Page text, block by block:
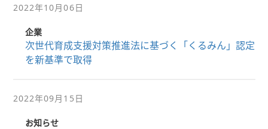
2022年10月06日
企業
次世代育成支援対策推進法に基づく「くるみん」認定
を新基準で取得
2022年09月15日
お知らせ